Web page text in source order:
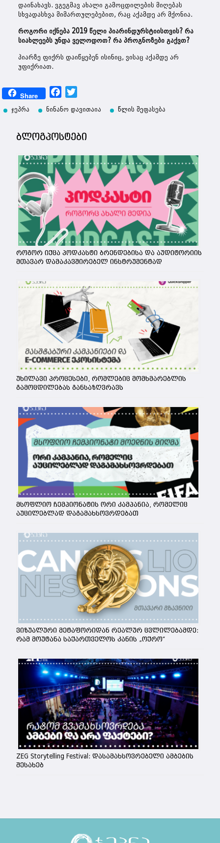
დაინახავს. ვგეგმავ ახალი გამოცდილების მიღებას
სხვადასხვა მიმართულებებით, რაც აქამდე არ მქონია.
როგორი იქნება 2019 წელი პიარინდურსტიისთვის? რა
სიახლეებს უნდა ველოდოთ? რა პროგნოზები გაქვთ?
პიარზე ფიქრს დაიწყებენ ისინიც, ვისაც აქამდე არ
უფიქრიათ.
Share Facebook
ჯეპრა ნინანო დავითაია წლის შეფასება
ბლოგპოსტები
როგორ იქცა პოდკასტი ბრენდებისა და აუდიტორიის
მთავარ დამაკავშირებელ ინსტრუმენტად
უხილავი პროცესები, რომლებიც მომხმარებლის
გამოცდილებას განსაზღვრავს
მსოფლიო ჩემპიონატის ორი კამპანია, რომელიც
აუცილებლად დაგამახსოვრდებათ
ვიზუალური მეტაფორიდან რეალურ ცვლილებამდე:
რამ მოუტანა საქართველოს კანის „ოქრო“
ZEG Storytelling Festival: დასამახსოვრებელი ამბების
შესახებ